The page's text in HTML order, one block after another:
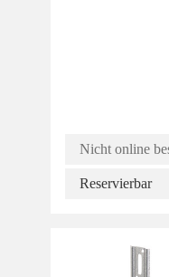
Nicht online
Reservierbar